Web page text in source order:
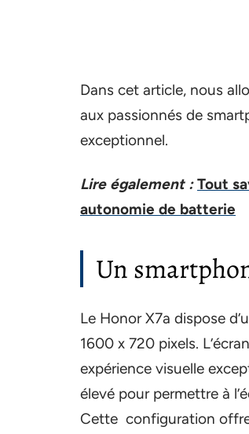
Dans cet article, nous
aux passionnés de
exceptionnel.
Lire également : Tout
autonomie de batterie
Un
Le Honor X7a dispose
1600 x 720 pixels.
expérience visuelle
élevé pour permettre à
Cette configuration